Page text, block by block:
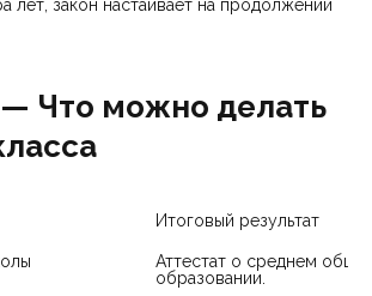
лет, закон настаивает на продолжении
Что можно делать
Итоговый результат
Аттестат о среднем
образовании.